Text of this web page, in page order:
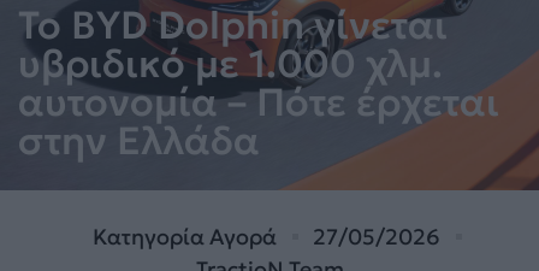
To BYD Dolphin γίνεται
υβριδικό με 1.000 χλμ.
αυτονομία – Πότε έρχεται
στην Ελλάδα
ΚατηγορίαΑγορά
27/05/2026